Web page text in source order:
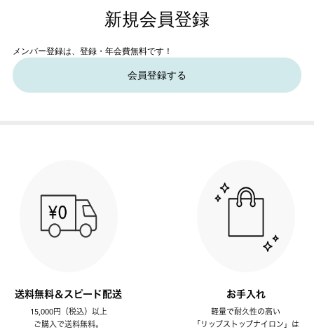
新規会員登録
メンバー登録は、登録・年会費無料です！
会員登録する
送料無料＆スピード配送
15,000円（税込）以上
ご購入で送料無料。
お手入れ
軽量で耐久性の高い
「リップストップナイロン」は